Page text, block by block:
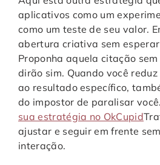
aplicativos como um
como um teste de seu valor.
abertura criativa sem
Proponha aquela citação
dirão sim. Quando você
ao resultado específico,
do impostor de paralisar
sua estratégia no OkCupid
ajustar e seguir em frente
interação.